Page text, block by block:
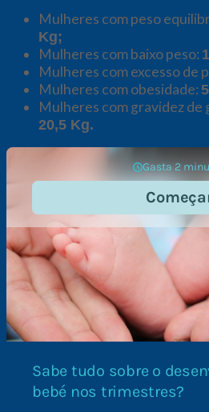
Mulheres com peso
Kg;
Mulheres com baixo peso:
Mulheres com excesso de
Mulheres com obesidade:
Mulheres com gravidez de
20,5 Kg.